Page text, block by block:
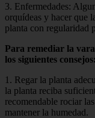
3. Enfermedades:
orquídeas y hacer que
planta con regularidad
Para remediar la
los siguientes consejos:
1. Regar la planta
la planta reciba
recomendable rociar
mantener la humedad.